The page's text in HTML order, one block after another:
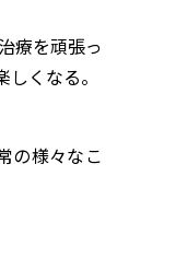
療を頑張っ
くなる。
の様々なこ